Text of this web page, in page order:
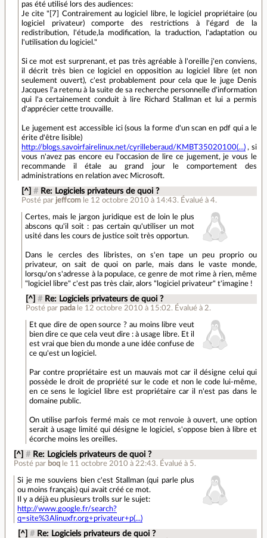
pas été utilisé lors des audiences:
Je cite "[7] Contrairement au logiciel libre, le logiciel propriétaire (ou
logiciel privateur) comporte des restrictions à l'égard de la
redistribution, l'étude,la modification, la traduction, l'adaptation ou
l'utilisation du logiciel."
Si ce mot est surprenant, et pas très agréable à l'oreille j'en conviens,
il décrit très bien ce logiciel en opposition au logiciel libre (et non
seulement ouvert), c'est probablement pour cela que le juge Denis
Jacques l'a retenu à la suite de sa recherche personnelle d'information
qui l'a certainement conduit à lire Richard Stallman et lui a permis
d'apprécier cette trouvaille.
Le jugement est accessible ici (sous la forme d'un scan en pdf qui a le
érite d'être lisible)
http://blogs.savoirfairelinux.net/cyrilleberaud/KMBT35020100(...), si
vous n'avez pas encore eu l'occasion de lire ce jugement, je vous le
recommande il étale au grand jour le comportement des
administrations en relation avec Microsoft.
[^] # Re: Logiciels privateurs de quoi ?
Posté par jeffcom le 12 octobre 2010 à 14:43. Évalué à4.
Certes, mais le jargon juridique est de loin le plus
abscons qu'il soit : pas certain qu'utiliser un mot
usité dans les cours de justice soit très opportun.
Dans le cercles des libristes, on s'en tape un peu proprio ou
privateur, on sait de quoi on parle, mais dans le vaste monde,
lorsqu'on s'adresse à la populace, ce genre de mot rime à rien, même
"logiciel libre" c'est pas très clair, alors "logiciel privateur" t'imagine !
[^] # Re: Logiciels privateurs de quoi ?
Posté par pada le 12 octobre 2010 à 15:02. Évalué à 2.
Et que dire de open source ? au moins libre veut
bien dire ce que cela veut dire : à usage libre. Et il
est vrai que bien du monde a une idée confuse de
ce qu'est un logiciel.
Par contre propriétaire est un mauvais mot car il désigne celui qui
possède le droit de propriété sur le code et non le code lui-même,
en ce sens le logiciel libre est propriétaire car il n'est pas dans le
domaine public.
On utilise parfois fermé mais ce mot renvoie à ouvert, une option
serait à usage limité qui désigne le logiciel, s'oppose bien à libre et
écorche moins les oreilles.
[^] # Re: Logiciels privateurs de quoi ?
Posté par boq le 11 octobre 2010 à 22:43. Évalué à 5.
Si je me souviens bien c'est Stallman (qui parle plus
ou moins français) qui avait créé ce mot.
Il y a déjà eu plusieurs trolls sur le sujet:
http://www.google.fr/search?
q=site%3Alinuxfr.org+privateur+p(...)
[^] # Re: Logiciels privateurs de quoi ?